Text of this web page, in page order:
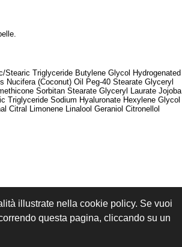
illustrate nella cookie policy. Se vuoi
questa pagina, cliccando su un
Triglyceride Butylene Glycol Hydrogenated
Nucifera (Coconut) Oil Peg-40 Stearate Glyceryl
Sorbitan Stearate Glyceryl Laurate Jojoba
Triglyceride Sodium Hyaluronate Hexylene Glycol
Citral Limonene Linalool Geraniol Citronellol